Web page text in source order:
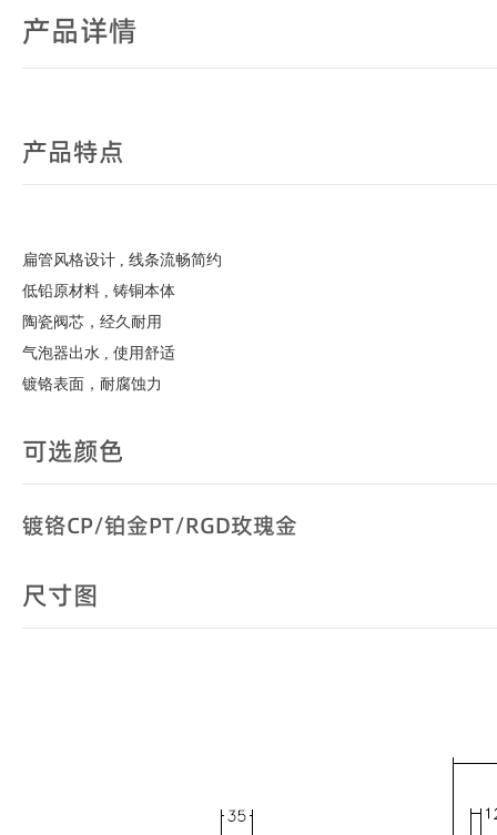
产品详情
产品特点
扁管风格设计 , 线条流畅简约
低铅原材料 , 铸铜本体
陶瓷阀芯，经久耐用
气泡器出水 , 使用舒适
镀铬表面，耐腐蚀力
可选颜色
镀铬CP/铂金PT/RGD玫瑰金
尺寸图